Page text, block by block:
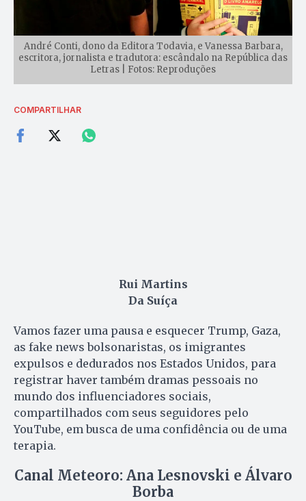
André Conti, dono da Editora Todavia, e Vanessa Barbara,
escritora, jornalista e tradutora: escândalo na República das
Letras | Fotos: Reproduções
COMPARTILHAR
Rui Martins
Da Suíça
Vamos fazer uma pausa e esquecer Trump, Gaza,
as fake news bolsonaristas, os imigrantes
expulsos e dedurados nos Estados Unidos, para
registrar haver também dramas pessoais no
mundo dos influenciadores sociais,
compartilhados com seus seguidores pelo
YouTube, em busca de uma confidência ou de uma
terapia.
Canal Meteoro: Ana Lesnovski e Álvaro
Borba